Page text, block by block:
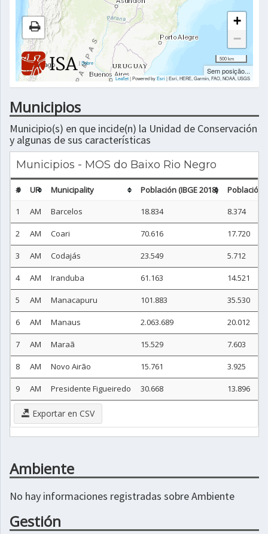
|Sobre
+
−
500 km
Sem posição...
Leaflet| Powered byEsri|Esri, HERE, Garmin, FAO, NOAA, USGS
Municipios
Municipio(s) en que incide(n) la Unidad de Conservación
y algunas de sus características
Municipios - MOS do Baixo Rio Negro
# UF Municipality Población (IBGE 2018)
Población
1
AM Barcelos 18.834 8.374
2 AM Coari 70.616 17.720
3 AM Codajás 23.549 5.712
4 AM Iranduba 61.163 14.521
5 AM Manacapuru 101.883 35.530
6 AM Manaus 2.063.689 20.012
7 AM Maraã 15.529 7.603
8 AM Novo Airão 15.761 3.925
9 AM Presidente Figueiredo 30.668 13.896
Exportar en CSV
Ambiente
No hay informaciones registradas sobre Ambiente
Gestión